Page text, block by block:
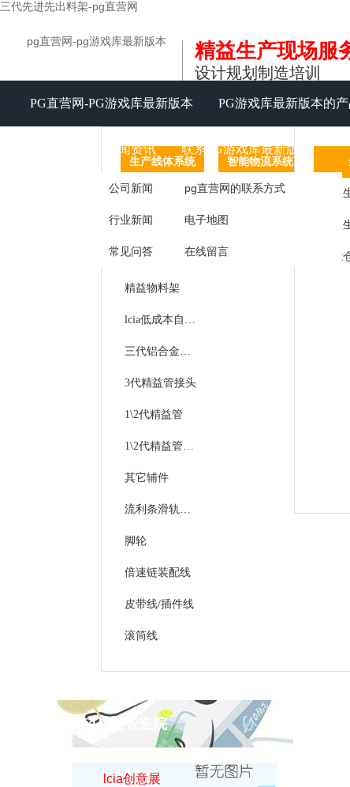
三代先进先出料架-pg直营网
pg直营网-pg游戏库最新版本 精益生产现场服
设计规划制造培训
PG直营网-PG游戏库最新版本 PG游戏库最新版本的
生产线体系统
精益生产线
精益工作台
精益周转车
精益物料架
lcia低成本自动化
三代铝合金精益管
3代精益管接头
1\2代精益管
1\2代精益管接头
其它辅件
流利条滑轨及接头
脚轮
倍速链装配线
皮带线/插件线
滚筒线
智能物流系统
agv智能
智能仓储
仓库仓储货架
信息
tpm
工作
精益
新闻资讯
公司新闻
行业新闻
常见问答
联系PG游戏库最新版本
pg直营网的联系方式
电子地图
在线留言
lcia易搭智造院
lcia创意展